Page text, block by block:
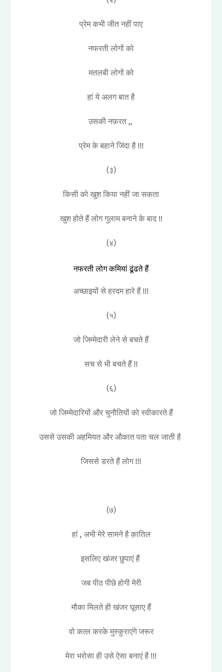
प्रेम कभी जीत नहीं पाए
नफरती लोगों को
मतलबी लोगों को
हां ये अलग बात है
उसकी नफ़रत ,,
प्रेम के बहाने जिंदा है !!!
(३)
किसी को खुश किया नहीं जा सकता
खुश होते हैं लोग गुलाम बनाने के बाद !!
(४)
नफरती लोग कमियां ढूंढते हैं
अच्छाइयों से हरदम हारे हैं !!!
(५)
जो जिम्मेदारी लेने से बचते हैं
सच से भी बचते हैं !!
(६)
जो जिम्मेदारियों और चुनौतियों को स्वीकारते हैं
उससे उसकी अहमियत और औकात पता चल जाती है
जिससे डरते हैं लोग !!!
(७)
हां , अभी मेरे सामने है क़ातिल
इसलिए खंजर छुपाएं हैं
जब पीठ पीछे होगी मेरी
मौका मिलते ही खंजर घूसाए हैं
वो कत्ल करके मुस्कुराएंगे जरूर
मेरा भरोसा ही उसे ऐसा बनाएं है !!!